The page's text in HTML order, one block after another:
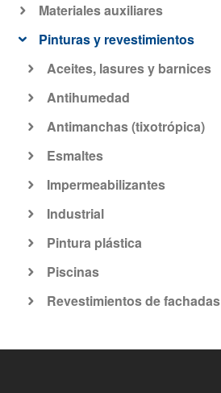
Materiales auxiliares
Pinturas y revestimientos
Aceites, lasures y barnices
Antihumedad
Antimanchas (tixotrópica)
Esmaltes
Impermeabilizantes
Industrial
Pintura plástica
Piscinas
Revestimientos de fachadas